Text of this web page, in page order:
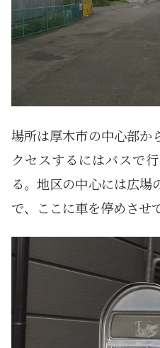
場所は厚木市の中心部か
クセスするにはバスで
る。地区の中心には広場
で、ここに車を停めさせ